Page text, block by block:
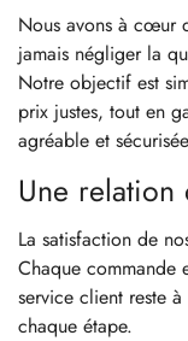
Nous avons à cœur
jamais négliger la
Notre objectif est
prix justes, tout en
agréable et
Une relation
La satisfaction de
Chaque commande
service client reste
chaque étape.